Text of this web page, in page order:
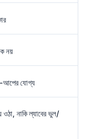
নয়
আপের যোগ্য
নাকি ল্যাবের ভুল/